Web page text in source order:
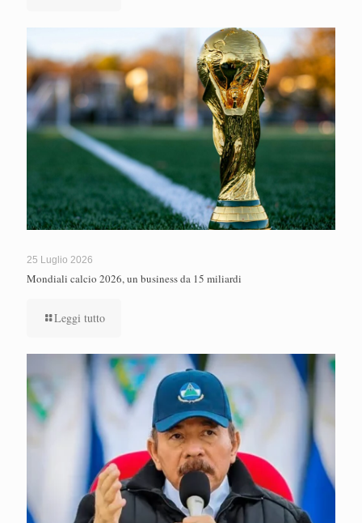
25 Luglio 2026
Mondiali calcio 2026, un business da 15 miliardi
Leggi tutto